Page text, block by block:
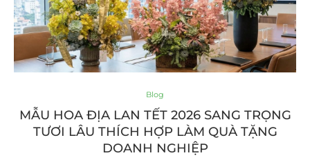
Blog
MẪU HOA ĐỊA LAN TẾT 2026 SANG TRỌNG
TƯƠI LÂU THÍCH HỢP LÀM QUÀ TẶNG
DOANH NGHIỆP